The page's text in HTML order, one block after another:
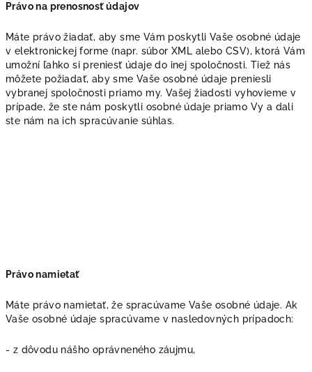
Právo na prenosnosť údajov
Máte právo žiadať, aby sme Vám poskytli Vaše osobné údaje
v elektronickej forme (napr. súbor XML alebo CSV), ktorá Vám
umožní ľahko si preniesť údaje do inej spoločnosti. Tiež nás
môžete požiadať, aby sme Vaše osobné údaje preniesli
vybranej spoločnosti priamo my. Vašej žiadosti vyhovieme v
prípade, že ste nám poskytli osobné údaje priamo Vy a dali
ste nám na ich spracúvanie súhlas.
Právo namietať
Máte právo namietať, že spracúvame Vaše osobné údaje. Ak
Vaše osobné údaje spracúvame v nasledovných prípadoch:
- z dôvodu nášho oprávneného záujmu,